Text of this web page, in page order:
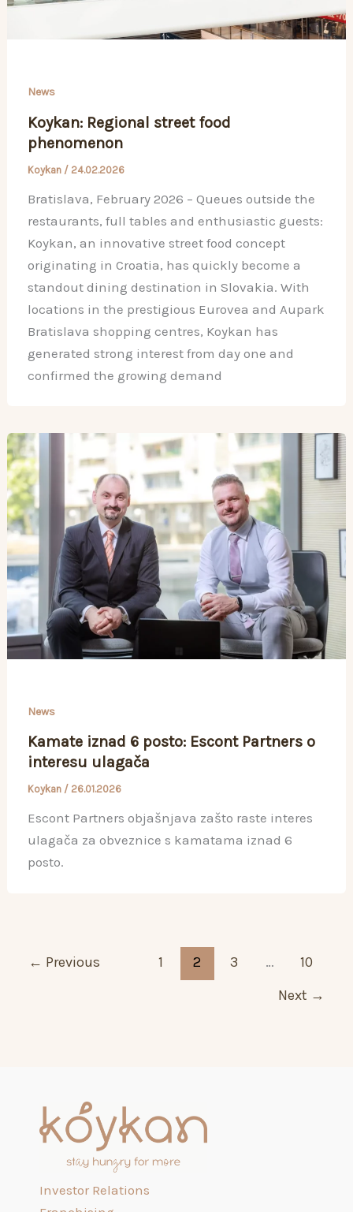
News
Koykan: Regional street food
phenomenon
Koykan / 24.02.2026
Bratislava, February 2026 – Queues outside the
restaurants, full tables and enthusiastic guests:
Koykan, an innovative street food concept
originating in Croatia, has quickly become a
standout dining destination in Slovakia. With
locations in the prestigious Eurovea and Aupark
Bratislava shopping centres, Koykan has
generated strong interest from day one and
confirmed the growing demand
News
Kamate iznad 6 posto: Escont Partners o
interesu ulagača
Koykan / 26.01.2026
Escont Partners objašnjava zašto raste interes
ulagača za obveznice s kamatama iznad 6
posto.
← Previous 1 2 3 …
10
Next →
Investor Relations